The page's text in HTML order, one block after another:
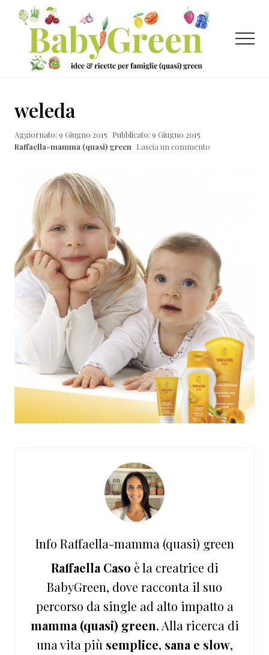
Menu
Passa
contenuto
principale
Passa
laterale
primaria
Passa
ricette
per
green
Menu
weleda
Aggiornato: 9 Giugno 2015 Pubblicato: 9 Giugno 2015
Raffaella-mamma (quasi) green Lascia un commento
Info Raffaella-mamma (quasi) green
Raffaella Caso è la creatrice di
BabyGreen, dove racconta il suo
percorso da single ad alto impatto a
mamma (quasi) green. Alla ricerca di
una vita più semplice, sana e slow,